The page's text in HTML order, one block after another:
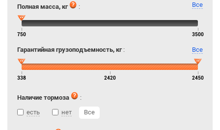
Полная масса, кг : Все
750 3500
Гарантийная грузоподъемность, кг: Все
338 2420 2450
Наличие тормоза
:
есть
нет Все